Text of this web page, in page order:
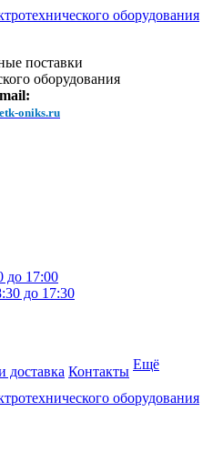
поставки
оборудования
oniks.ru
до 17:00
до 17:30
доставка Контакты Ещё